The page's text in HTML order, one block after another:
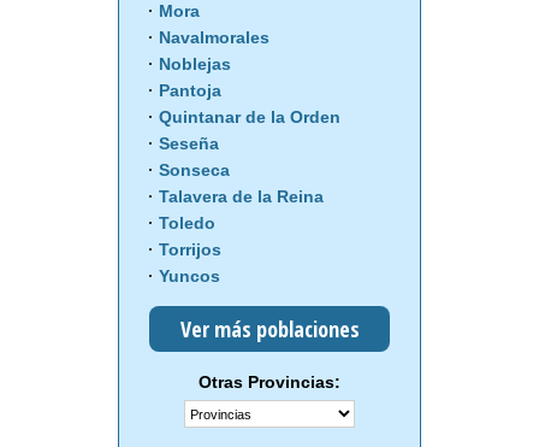
Mora
Navalmorales
Noblejas
Pantoja
Quintanar de la Orden
Seseña
Sonseca
Talavera de la Reina
Toledo
Torrijos
Yuncos
Ver más poblaciones
Otras Provincias: